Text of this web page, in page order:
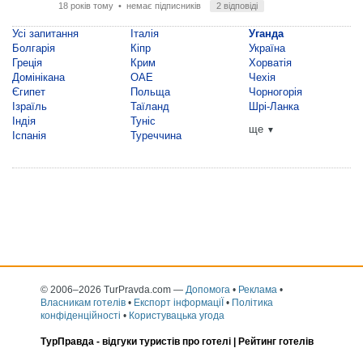
18 років тому • немає підписників 2 відповіді
Усі запитання
Болгарія
Греція
Домінікана
Єгипет
Ізраїль
Індія
Іспанія
Італія
Кіпр
Крим
ОАЕ
Польща
Таїланд
Туніс
Туреччина
Уганда
Україна
Хорватія
Чехія
Чорногорія
Шрі-Ланка
ще ▼
© 2006–2026 TurPravda.com — Допомога • Реклама •
Власникам готелів • Експорт інформаціЇ • Політика
конфіденційності • Користувацька угода
ТурПравда - відгуки туристів про готелі | Рейтинг готелів